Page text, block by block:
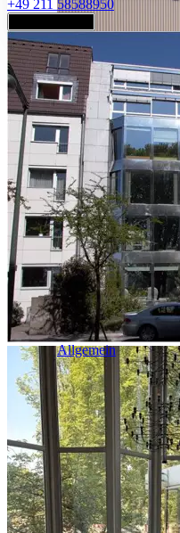
Industrie & Logistik
Allgemein
+49 211 58588950